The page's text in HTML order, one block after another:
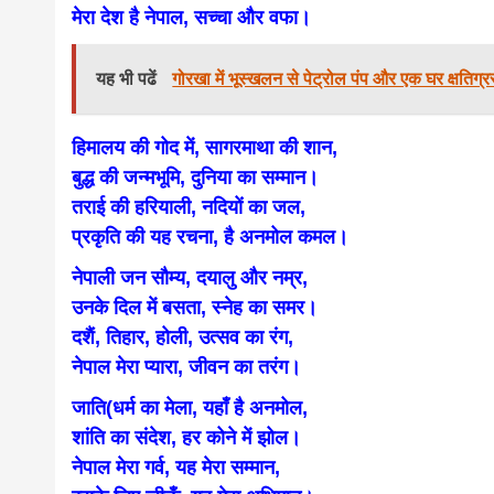
news,
khabar
मेरा देश है नेपाल, सच्चा और वफा।
यह भी पढें गोरखा में भूस्खलन से पेट्रोल पंप और एक घर
हिमालय की गोद में, सागरमाथा की शान,
बुद्ध की जन्मभूमि, दुनिया का सम्मान।
तराई की हरियाली, नदियों का जल,
प्रकृति की यह रचना, है अनमोल कमल।
नेपाली जन सौम्य, दयालु और नम्र,
उनके दिल में बसता, स्नेह का समर।
दशैं, तिहार, होली, उत्सव का रंग,
नेपाल मेरा प्यारा, जीवन का तरंग।
जाति(धर्म का मेला, यहाँ है अनमोल,
शांति का संदेश, हर कोने में झोल।
नेपाल मेरा गर्व, यह मेरा सम्मान,